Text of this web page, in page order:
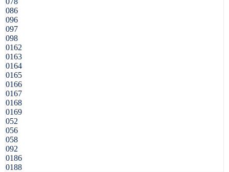
086
096
097
098
0162
0163
0164
0165
0166
0167
0168
0169
052
056
058
092
0186
0188